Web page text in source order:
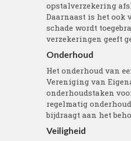
opstalverzekering
Daarnaast is het ook
schade wordt
verzekeringen geeft
Onderhoud
Het onderhoud van
Vereniging van
onderhoudstaken
regelmatig
bijdraagt aan het
Veiligheid